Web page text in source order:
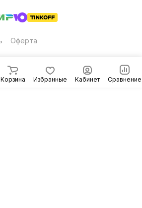
Корзина Избранные Кабинет Сравнение
Оферта